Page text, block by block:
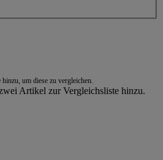
um diese zu vergleichen.
Artikel zur Vergleichsliste hinzu.